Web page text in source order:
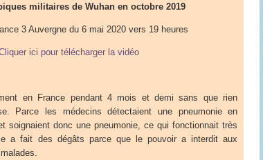
militaires de Wuhan en octobre 2019
3 Auvergne du 6 mai 2020 vers 19 heures
ici pour télécharger la vidéo
en France pendant 4 mois et demi sans que rien
Parce les médecins détectaient une pneumonie en
soignaient donc une pneumonie, ce qui fonctionnait très
a fait des dégâts parce que le pouvoir a interdit aux